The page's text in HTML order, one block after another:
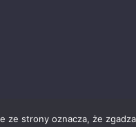
ze strony oznacza, że